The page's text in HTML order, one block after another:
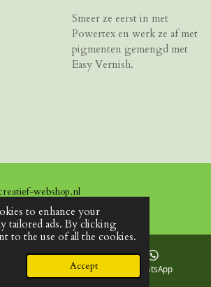
to enhance your
tailored ads. By clicking
to the use of all the cookies.
Accept
Smeer ze eerst in met
Powertex en werk ze af met
pigmenten gemengd met
Easy Vernish.
webshop.nl
Facebook WhatsApp